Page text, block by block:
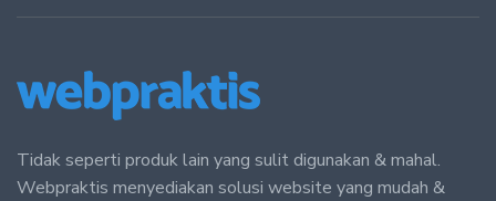
Tidak seperti produk lain yang sulit digunakan & mahal.
Webpraktis menyediakan solusi website yang mudah &